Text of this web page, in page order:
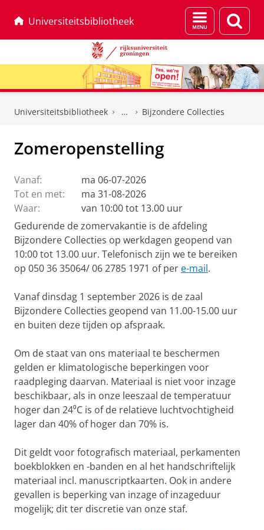
Universiteitsbibliotheek
Menu
en
Universiteitsbibliotheek Bijzondere Collecties
Zomeropenstelling
Vanaf:
ma 06-07-2026
Tot en met:
ma 31-08-2026
Waar:
van 10:00 tot 13.00 uur
Gedurende de zomervakantie is de afdeling
Bijzondere Collecties op werkdagen geopend van
10:00 tot 13.00 uur. Telefonisch zijn we te bereiken
op 050 36 35064/ 06 2785 1971 of per e-mail.
Vanaf dinsdag 1 september 2026 is de zaal
Bijzondere Collecties geopend van 11.00-15.00 uur
en buiten deze tijden op afspraak.
Om de staat van ons materiaal te beschermen
gelden er klimatologische beperkingen voor
raadpleging daarvan. Materiaal is niet voor inzage
beschikbaar, als in onze leeszaal de temperatuur
hoger dan 24⁰C is of de relatieve luchtvochtigheid
lager dan 40% of hoger dan 70% is.
Dit geldt voor fotografisch materiaal, perkamenten
boekblokken en -banden en al het handschriftelijk
materiaal incl. manuscriptkaarten. Ook in andere
gevallen is beperking van inzage of inzageduur
mogelijk; dit ter discretie van onze staf.